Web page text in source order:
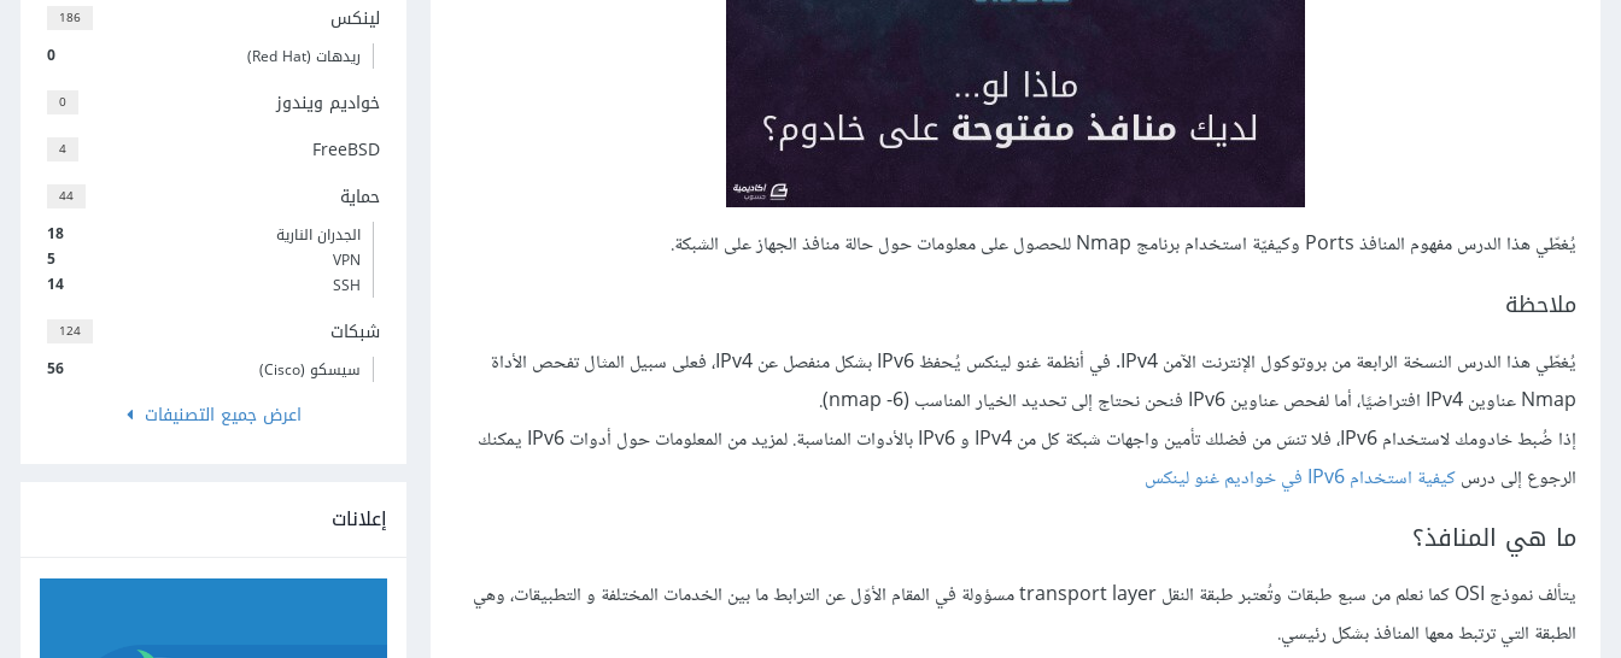
يُغطّي هذا الدرس مفهوم المنافذ Ports وكيفيّة استخدام برنامج Nmap للحصول على معلومات حول حالة منافذ الجهاز على الشبكة.
ملاحظة
يُغطّي هذا الدرس النسخة الرابعة من بروتوكول الإنترنت الآمن IPv4. في أنظمة غنو لينكس يُحفظ IPv6 بشكل منفصل عن IPv4، فعلى سبيل المثال تفحص الأداة
Nmap عناوين IPv4 افتراضيًا، أما لفحص عناوين IPv6 فنحن نحتاج إلى تحديد الخيار المناسب (nmap -6).
إذا ضُبط خادومك لاستخدام IPv6، فلا تنسَ من فضلك تأمين واجهات شبكة كل من IPv4 و IPv6 بالأدوات المناسبة. لمزيد من المعلومات حول أدوات IPv6 يمكنك
الرجوع إلى درسكيفية استخدام IPv6 في خواديم غنو لينكس
ما هي المنافذ؟
يتألف نموذج OSI كما نعلم من سبع طبقات وتُعتبر طبقة النقل transport layer مسؤولة في المقام الأوّل عن الترابط ما بين الخدمات المختلفة و التطبيقات، وهي
الطبقة التي ترتبط معها المنافذ بشكل رئيسي.
186 لينكس
0 ريدهات (Red Hat)
0 خواديم ويندوز
4 FreeBSD
44 حماية
18
الجدران النارية
5
VPN
14
SSH
124 شبكات
56 سيسكو (Cisco)
اعرض جميع التصنيفات
إعلانات